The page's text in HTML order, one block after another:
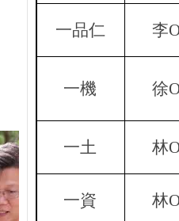
一品仁 李
一機 徐
一土 林
一資 林